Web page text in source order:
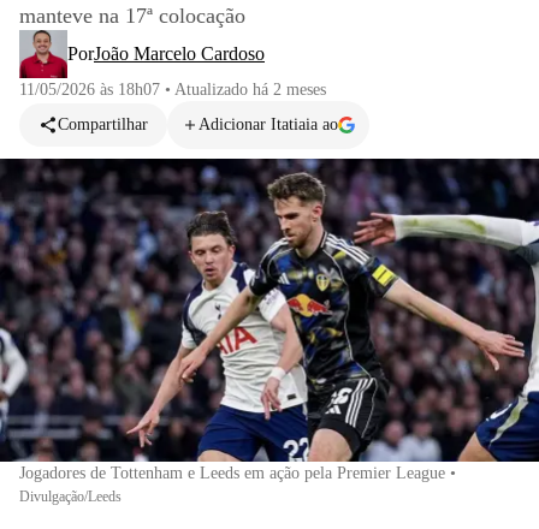
manteve na 17ª colocação
PorJoão Marcelo Cardoso
11/05/2026 às 18h07 • Atualizado há 2 meses
Compartilhar
Adicionar Itatiaia ao
Jogadores de Tottenham e Leeds em ação pela Premier League •
Divulgação/Leeds